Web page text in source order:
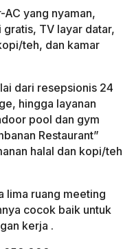
yang nyaman,
gratis, TV layar datar,
teh, dan kamar
dari resepsionis 24
hingga layanan
pool dan gym
Restaurant”
halal dan kopi/teh
lima ruang meeting
cocok baik untuk
kerja .